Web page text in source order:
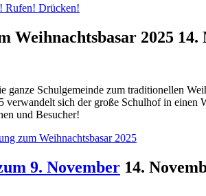
Rufen! Drücken!
Weihnachtsbasar 2025 14.
ganze Schulgemeinde zum traditionellen
verwandelt sich der große Schulhof in einen
und Besucher!
zum Weihnachtsbasar 2025
9. November 14.